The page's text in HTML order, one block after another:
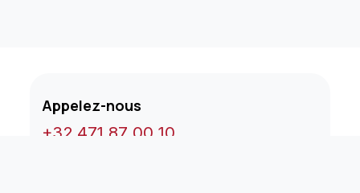
Appelez-nous
+32 471 87 00 10